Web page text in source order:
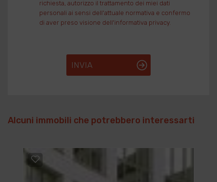
richiesta, autorizzo il trattamento dei miei dati
personali ai sensi dell'attuale normativa e confermo
di aver preso visione dell'informativa privacy.
INVIA
Alcuni immobili che potrebbero interessarti